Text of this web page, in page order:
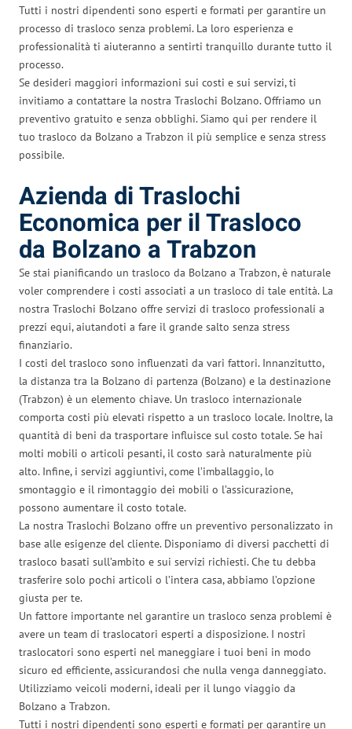
Tutti i nostri dipendenti sono esperti e formati per garantire un
processo di trasloco senza problemi. La loro esperienza e
professionalità ti aiuteranno a sentirti tranquillo durante tutto il
processo.
Se desideri maggiori informazioni sui costi e sui servizi, ti
invitiamo a contattare la nostra Traslochi Bolzano. Offriamo un
preventivo gratuito e senza obblighi. Siamo qui per rendere il
tuo trasloco da Bolzano a Trabzon il più semplice e senza stress
possibile.
Azienda di Traslochi
Economica per il Trasloco
da Bolzano a Trabzon
Se stai pianificando un trasloco da Bolzano a Trabzon, è naturale
voler comprendere i costi associati a un trasloco di tale entità. La
nostra Traslochi Bolzano offre servizi di trasloco professionali a
prezzi equi, aiutandoti a fare il grande salto senza stress
finanziario.
I costi del trasloco sono influenzati da vari fattori. Innanzitutto,
la distanza tra la Bolzano di partenza (Bolzano) e la destinazione
(Trabzon) è un elemento chiave. Un trasloco internazionale
comporta costi più elevati rispetto a un trasloco locale. Inoltre, la
quantità di beni da trasportare influisce sul costo totale. Se hai
molti mobili o articoli pesanti, il costo sarà naturalmente più
alto. Infine, i servizi aggiuntivi, come l’imballaggio, lo
smontaggio e il rimontaggio dei mobili o l’assicurazione,
possono aumentare il costo totale.
La nostra Traslochi Bolzano offre un preventivo personalizzato in
base alle esigenze del cliente. Disponiamo di diversi pacchetti di
trasloco basati sull’ambito e sui servizi richiesti. Che tu debba
trasferire solo pochi articoli o l’intera casa, abbiamo l’opzione
giusta per te.
Un fattore importante nel garantire un trasloco senza problemi è
avere un team di traslocatori esperti a disposizione. I nostri
traslocatori sono esperti nel maneggiare i tuoi beni in modo
sicuro ed efficiente, assicurandosi che nulla venga danneggiato.
Utilizziamo veicoli moderni, ideali per il lungo viaggio da
Bolzano a Trabzon.
Tutti i nostri dipendenti sono esperti e formati per garantire un